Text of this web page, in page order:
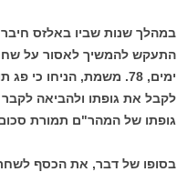
במהלך שנות שביו באלזס
ימים, 78. משמת, הניחו
גופתו של המהר"ם תמורת
בסופו של דבר, את הכסף